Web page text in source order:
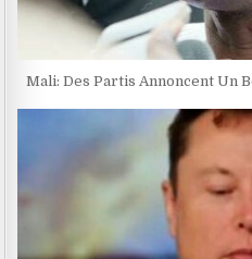
Mali: Des Partis Annoncent Un